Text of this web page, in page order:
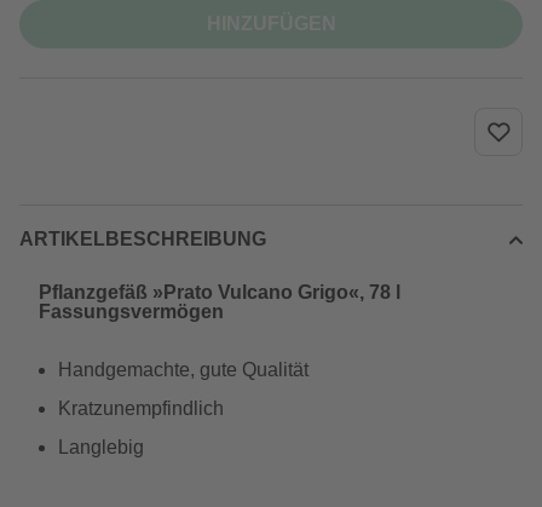
ARTIKELBESCHREIBUNG
Pflanzgefäß »Prato Vulcano Grigo«, 78 l
Fassungsvermögen
Handgemachte, gute Qualität
Kratzunempfindlich
Langlebig